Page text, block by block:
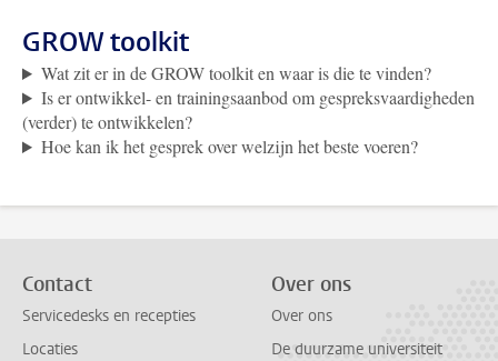
GROW toolkit
Wat zit er in de GROW toolkit en waar is die te vinden?
Is er ontwikkel- en trainingsaanbod om gespreksvaardigheden
(verder) te ontwikkelen?
Hoe kan ik het gesprek over welzijn het beste voeren?
Contact
Servicedesks en recepties
Locaties
Over ons
Over ons
De duurzame universiteit